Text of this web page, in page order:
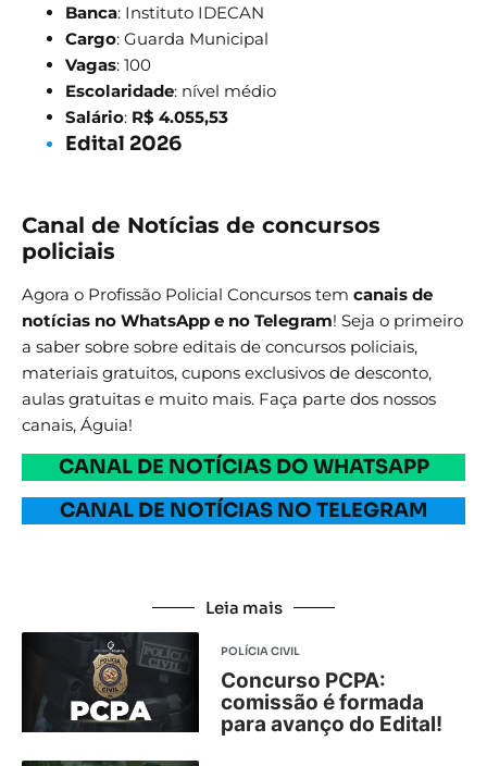
Banca: Instituto IDECAN
Cargo: Guarda Municipal
Vagas: 100
Escolaridade: nível médio
Salário: R$ 4.055,53
Edital 2026
Canal de Notícias de concursos
policiais
Agora o Profissão Policial Concursos tem canais de
notícias no WhatsApp e no Telegram! Seja o primeiro
a saber sobre sobre editais de concursos policiais,
materiais gratuitos, cupons exclusivos de desconto,
aulas gratuitas e muito mais. Faça parte dos nossos
canais, Águia!
CANAL DE NOTÍCIAS DO WHATSAPP
CANAL DE NOTÍCIAS NO TELEGRAM
Leia mais
POLÍCIA CIVIL
Concurso PCPA:
comissão é formada
para avanço do Edital!